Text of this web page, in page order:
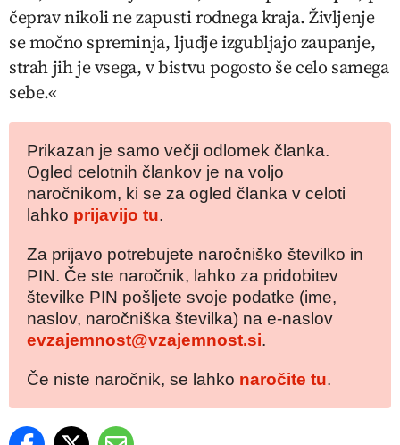
čeprav nikoli ne zapusti rodnega kraja. Življenje
se močno spreminja, ljudje izgubljajo zaupanje,
strah jih je vsega, v bistvu pogosto še celo samega
sebe.«
Prikazan je samo večji odlomek članka.
Ogled celotnih člankov je na voljo
naročnikom, ki se za ogled članka v celoti
lahko prijavijo tu.
Za prijavo potrebujete naročniško številko in
PIN. Če ste naročnik, lahko za pridobitev
številke PIN pošljete svoje podatke (ime,
naslov, naročniška številka) na e-naslov
evzajemnost@vzajemnost.si.
Če niste naročnik, se lahko naročite tu.